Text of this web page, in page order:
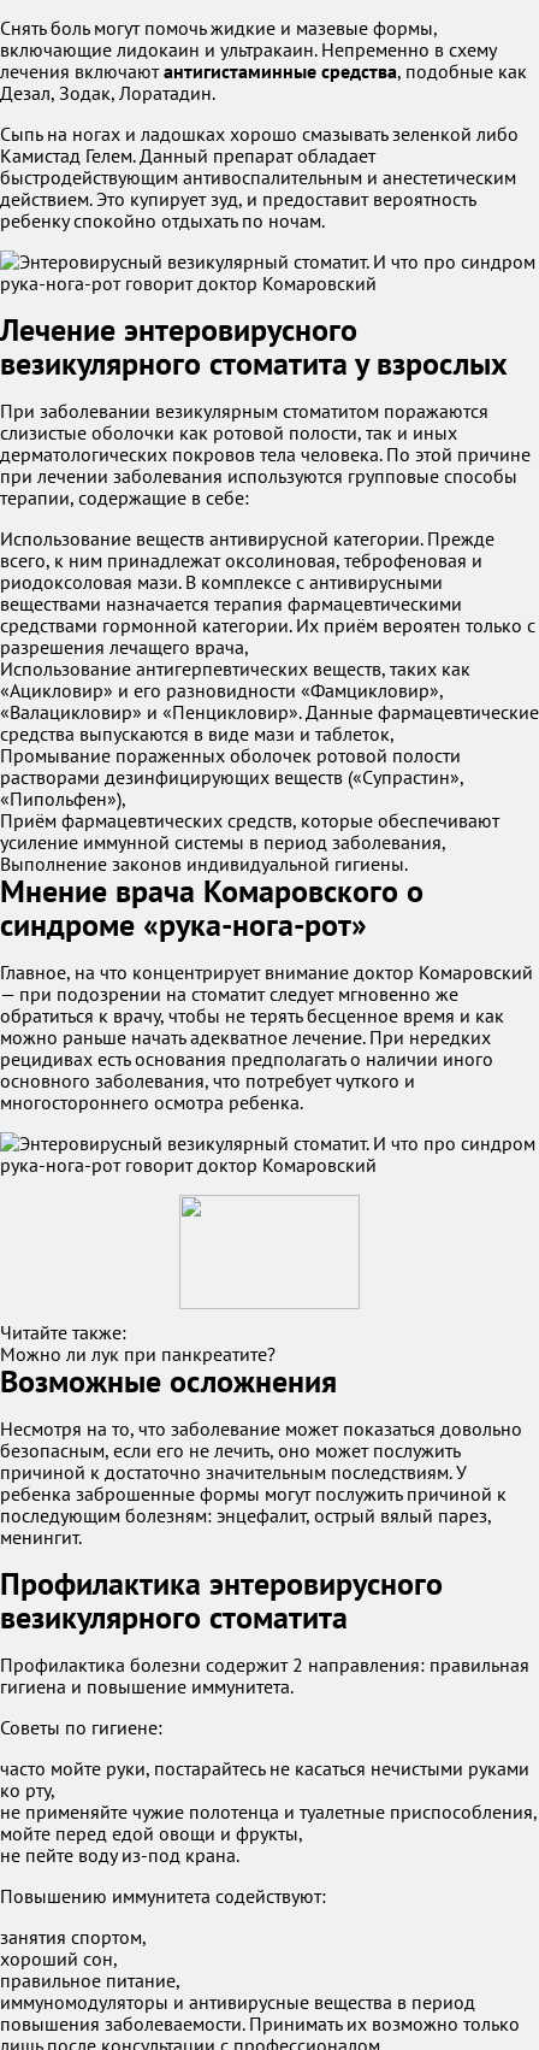
Снять боль могут помочь жидкие и мазевые формы,
включающие лидокаин и ультракаин. Непременно в схему
лечения включаютантигистаминные средства, подобные как
Дезал, Зодак, Лоратадин.
Сыпь на ногах и ладошках хорошо смазывать зеленкой либо
Камистад Гелем. Данный препарат обладает
быстродействующим антивоспалительным и анестетическим
действием. Это купирует зуд, и предоставит вероятность
ребенку спокойно отдыхать по ночам.
Лечение энтеровирусного
везикулярного стоматита у взрослых
При заболевании везикулярным стоматитом поражаются
слизистые оболочки как ротовой полости, так и иных
дерматологических покровов тела человека. По этой причине
при лечении заболевания используются групповые способы
терапии, содержащие в себе:
Использование веществ антивирусной категории. Прежде
всего, к ним принадлежат оксолиновая, теброфеновая и
риодоксоловая мази. В комплексе с антивирусными
веществами назначается терапия фармацевтическими
средствами гормонной категории. Их приём вероятен только с
разрешения лечащего врача,
Использование антигерпевтических веществ, таких как
«Ацикловир» и его разновидности «Фамцикловир»,
«Валацикловир» и «Пенцикловир». Данные фармацевтические
средства выпускаются в виде мази и таблеток,
Промывание пораженных оболочек ротовой полости
растворами дезинфицирующих веществ («Супрастин»,
«Пипольфен»),
Приём фармацевтических средств, которые обеспечивают
усиление иммунной системы в период заболевания,
Выполнение законов индивидуальной гигиены.
Мнение врача Комаровского о
синдроме «рука-нога-рот»
Главное, на что концентрирует внимание доктор Комаровский
— при подозрении на стоматит следует мгновенно же
обратиться к врачу, чтобы не терять бесценное время и как
можно раньше начать адекватное лечение. При нередких
рецидивах есть основания предполагать о наличии иного
основного заболевания, что потребует чуткого и
многостороннего осмотра ребенка.
Читайте также:
Можно ли лук при панкреатите?
Возможные осложнения
Несмотря на то, что заболевание может показаться довольно
безопасным, если его не лечить, оно может послужить
причиной к достаточно значительным последствиям. У
ребенка заброшенные формы могут послужить причиной к
последующим болезням: энцефалит, острый вялый парез,
менингит.
Профилактика энтеровирусного
везикулярного стоматита
Профилактика болезни содержит 2 направления: правильная
гигиена и повышение иммунитета.
Советы по гигиене:
часто мойте руки, постарайтесь не касаться нечистыми руками
ко рту,
не применяйте чужие полотенца и туалетные приспособления,
мойте перед едой овощи и фрукты,
не пейте воду из-под крана.
Повышению иммунитета содействуют:
занятия спортом,
хороший сон,
правильное питание,
иммуномодуляторы и антивирусные вещества в период
повышения заболеваемости. Принимать их возможно только
лишь после консультации с профессионалом.